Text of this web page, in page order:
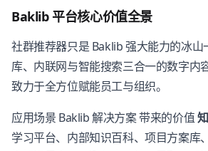
Baklib 平台核心价值全景
社群推荐器只是 Baklib 强大能力的冰山
库、内联网与智能搜索三合一的数字内
致力于全方位赋能员工与组织。
应用场景 Baklib 解决方案 带来的价值
学习平台、内部知识百科、项目方案库